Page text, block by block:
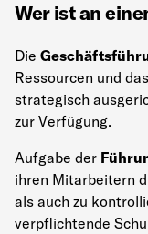
Wer ist an
Die
Ressourcen und
strategisch
zur Verfügung.
Aufgabe der
ihren Mitarbeitern
als auch zu
verpflichtende